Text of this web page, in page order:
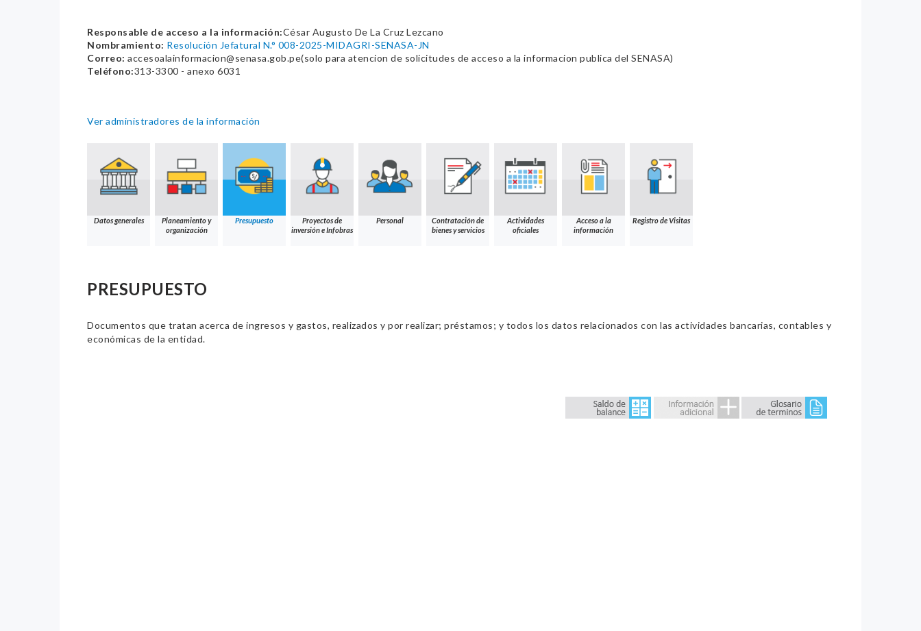
Responsable de acceso a la información:César Augusto De La Cruz Lezcano
Nombramiento: Resolución Jefatural N.° 008-2025-MIDAGRI-SENASA-JN
Correo: accesoalainformacion@senasa.gob.pe(solo para atencion de solicitudes de acceso a la informacion publica del SENASA)
Teléfono:313-3300 - anexo 6031
Ver administradores de la información
Datos generales
Planeamiento y
organización
Presupuesto
Proyectos de
inversión e Infobras
Personal
Contratación de
bienes y servicios
Actividades
oficiales
Acceso a la
información
Registro de Visitas
PRESUPUESTO
Documentos que tratan acerca de ingresos y gastos, realizados y por realizar; préstamos; y todos los datos relacionados con las actividades bancarias, contables y
económicas de la entidad.